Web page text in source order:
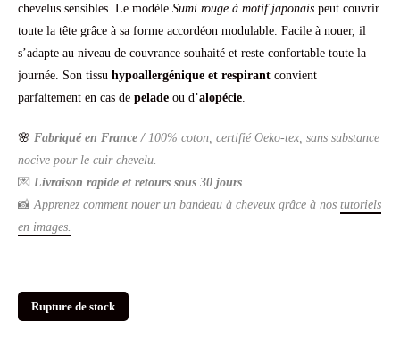
chevelus sensibles. Le modèle Sumi rouge à motif japonais peut couvrir
toute la tête grâce à sa forme accordéon modulable. Facile à nouer, il
s’adapte au niveau de couvrance souhaité et reste confortable toute la
journée. Son tissu hypoallergénique et respirant convient
parfaitement en cas de pelade ou d’alopécie
🌸 Fabriqué en France / 100% coton, certifié Oeko-tex, sans substance
nocive pour le cuir chevelu.
💌 Livraison rapide et retours sous 30 jours
📸 Apprenez comment nouer un bandeau à cheveux grâce à nos tutoriels
en images.
Rupture de stock